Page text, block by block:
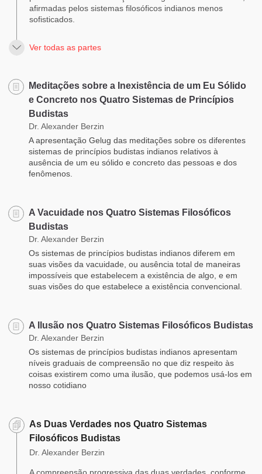
afirmadas pelos sistemas filosóficos indianos menos
sofisticados.
Ver todas as partes
Meditações sobre a Inexistência de um Eu Sólido
e Concreto nos Quatro Sistemas de Princípios
Budistas
Dr. Alexander Berzin
A apresentação Gelug das meditações sobre os diferentes
sistemas de princípios budistas indianos relativos à
ausência de um eu sólido e concreto das pessoas e dos
fenômenos.
A Vacuidade nos Quatro Sistemas Filosóficos
Budistas
Dr. Alexander Berzin
Os sistemas de princípios budistas indianos diferem em
suas visões da vacuidade, ou ausência total de maneiras
impossíveis que estabelecem a existência de algo, e em
suas visões do que estabelece a existência convencional.
A Ilusão nos Quatro Sistemas Filosóficos Budistas
Dr. Alexander Berzin
Os sistemas de princípios budistas indianos apresentam
níveis graduais de compreensão no que diz respeito às
coisas existirem como uma ilusão, que podemos usá-los em
nosso cotidiano
As Duas Verdades nos Quatro Sistemas
Filosóficos Budistas
Dr. Alexander Berzin
A compreensão progressiva das duas verdades, conforme